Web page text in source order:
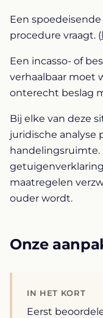
Een
procedure vraagt. (
Een incasso- of
verhaalbaar moet
onterecht beslag
Bij elke van deze
juridische analyse
handelingsruimte.
maatregelen
ouder wordt.
Onze
IN HET KORT
Eerst